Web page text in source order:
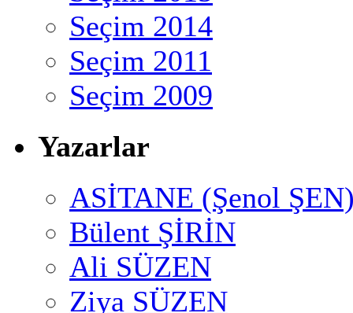
Seçim 2014
Seçim 2011
Seçim 2009
Yazarlar
ASİTANE (Şenol
Bülent ŞİRİN
Ali SÜZEN
Ziya SÜZEN